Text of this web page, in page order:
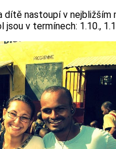
dítě nastoupí v nejbližším
v termínech: 1.10.,